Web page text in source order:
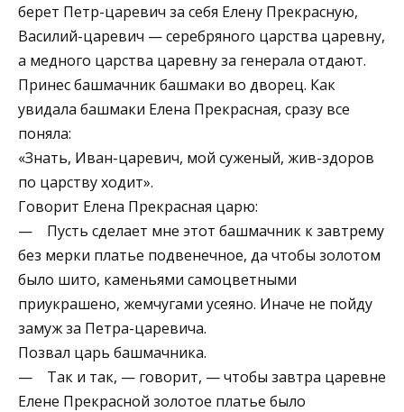
берет Петр-царевич за себя Елену Прекрасную,
Василий-царевич — серебряного царства царевну,
а медного царства царевну за генерала отдают.
Принес башмачник башмаки во дворец. Как
увидала башмаки Елена Прекрасная, сразу все
поняла:
«Знать, Иван-царевич, мой суженый, жив-здоров
по царству ходит».
Говорит Елена Прекрасная царю:
— Пусть сделает мне этот башмачник к завтрему
без мерки платье подвенечное, да чтобы золотом
было шито, каменьями самоцветными
приукрашено, жемчугами усеяно. Иначе не пойду
замуж за Петра-царевича.
Позвал царь башмачника.
— Так и так, — говорит, — чтобы завтра царевне
Елене Прекрасной золотое платье было